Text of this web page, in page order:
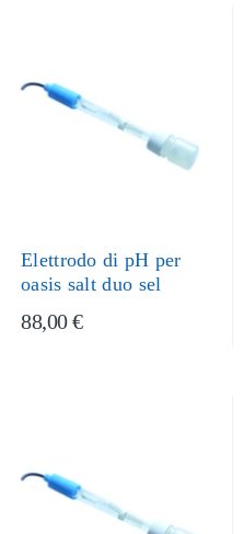
Elettrodo di pH per
oasis salt duo sel
88,00 €